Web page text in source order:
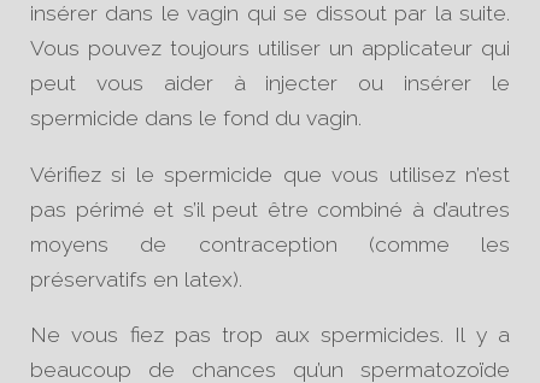
insérer dans le vagin qui se dissout par la suite.
Vous pouvez toujours utiliser un applicateur qui
peut vous aider à injecter ou insérer le
spermicide dans le fond du vagin.
Vérifiez si le spermicide que vous utilisez n’est
pas périmé et s’il peut être combiné à d’autres
moyens de contraception (comme les
préservatifs en latex).
Ne vous fiez pas trop aux spermicides. Il y a
beaucoup de chances qu’un spermatozoïde